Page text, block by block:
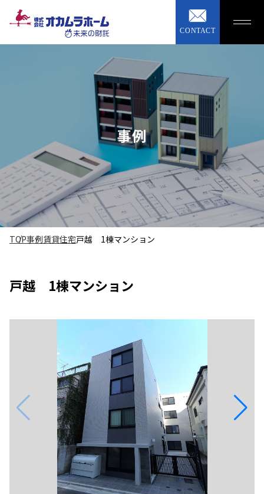
CONTACT
事例
TOP事例賃貸住宅戸越 1棟マンション
戸越 1棟マンション